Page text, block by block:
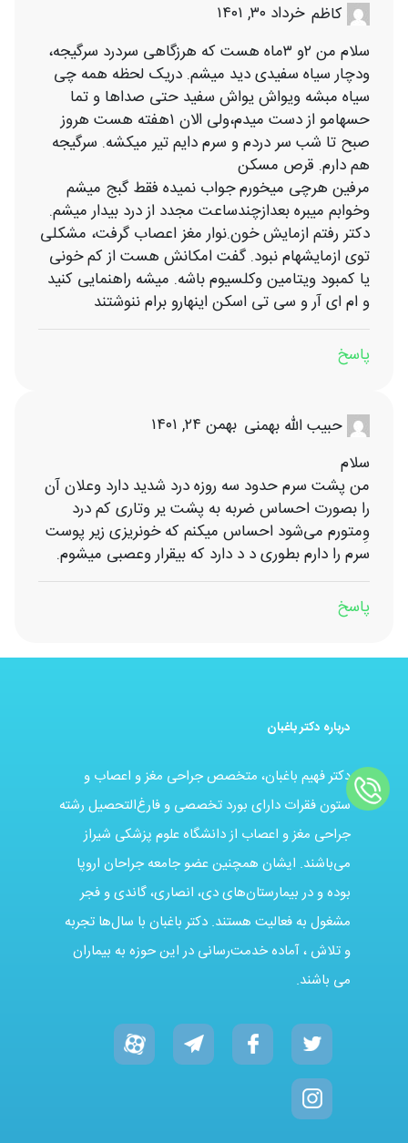
کاظم خرداد ۳۰, ۱۴۰۱
سلام من ۲و ۳ماه هست که هرزگاهی سردرد سرگیجه،
ودچار سیاه سفیدی دید میشم. دریک لحظه همه چی
سیاه مبشه ویواش یواش سفید حتی صداها و تما
حسهامو از دست میدم،ولی الان ۱هفته هست هروز
صبح تا شب سر دردم و سرم دایم تیر میکشه. سرگیجه
هم دارم. قرص مسکن
مرفین هرچی میخورم جواب نمیده فقط گبج میشم
وخوابم میبره بعدازچندساعت مجدد از درد بیدار میشم.
دکتر رفتم ازمایش خون.نوار مغز اعصاب گرفت، مشکلی
توی ازمایشهام نبود. گفت امکانش هست از کم خونی
یا کمبود ویتامین وکلسیوم باشه. میشه راهنمایی کنید
و ام ای آر و سی تی اسکن اینهارو برام ننوشتند
پاسخ
حبیب الله بهمنی بهمن ۲۴, ۱۴۰۱
سلام
من پشت سرم حدود سه روزه درد شدید دارد وعلان آن
را بصورت احساس ضربه به پشت یر وتاری کم درد
وِمتورم می‌شود احساس میکنم که خونریزی زیر پوست
سرم را دارم بطوری د د دارد که بیقرار وعصبی میشوم.
پاسخ
درباره دکتر باغبان
دکتر فهیم باغبان، متخصص جراحی مغز و اعصاب و
ستون فقرات دارای بورد تخصصی و فارغ‌التحصیل رشته
جراحی مغز و اعصاب از دانشگاه علوم پزشکی شیراز
می‌باشند. ایشان همچنین عضو جامعه جراحان اروپا
بوده و در بیمارستان‌های دی، انصاری، گاندی و فجر
مشغول به فعالیت هستند. دکتر باغبان با سال‌ها تجربه
و تلاش ، آماده خدمت‌رسانی در این حوزه به بیماران
می باشند.